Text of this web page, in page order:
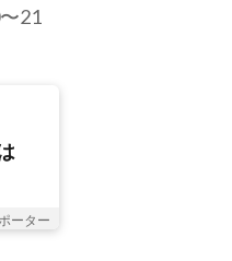
21
ーター